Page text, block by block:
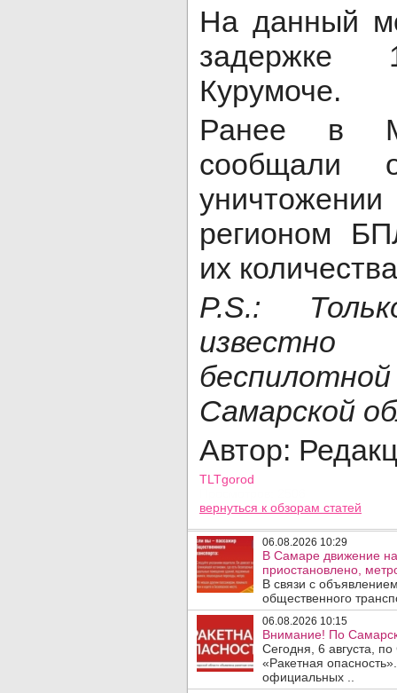
На данный
Курумоче.
Ранее в
сообщали
регионом
их
P.S.:
Самарской
Автор:
TLTgorod
вернуться к обзорам статей
06.08.2026 10:29
В Самаре движение
приостановлено,
В связи с
общественного
06.08.2026 10:15
Внимание! По
Сегодня, 6 августа,
«Ракетная
официальных ..